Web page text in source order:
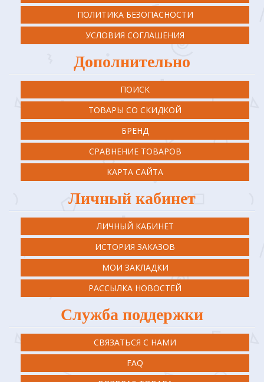
ПОЛИТИКА БЕЗОПАСНОСТИ
УСЛОВИЯ СОГЛАШЕНИЯ
Дополнительно
ПОИСК
ТОВАРЫ СО СКИДКОЙ
БРЕНД
СРАВНЕНИЕ ТОВАРОВ
КАРТА САЙТА
Личный кабинет
ЛИЧНЫЙ КАБИНЕТ
ИСТОРИЯ ЗАКАЗОВ
МОИ ЗАКЛАДКИ
РАССЫЛКА НОВОСТЕЙ
Служба поддержки
СВЯЗАТЬСЯ С НАМИ
FAQ